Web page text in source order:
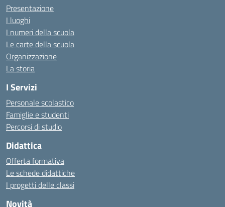
Presentazione
I luoghi
I numeri della scuola
Le carte della scuola
Organizzazione
La storia
I Servizi
Personale scolastico
Famiglie e studenti
Percorsi di studio
Didattica
Offerta formativa
Le schede didattiche
I progetti delle classi
Novità